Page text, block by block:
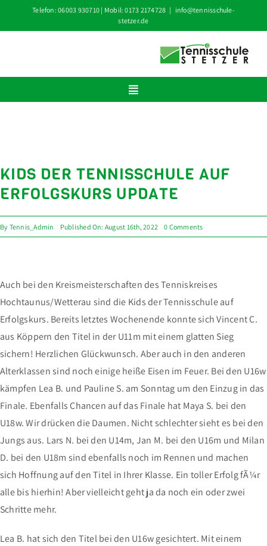
Telefon: 06003 930710 | Mobil: 0173 2174728 | info@tennisschule-
stetzer.de
Toggle
ÜBER UNS
TRAINING
AKTUELLE TERMINE
SPORT-SHOP
KONTAKT
ANMELDUNG
KIDS DER TENNISSCHULE AUF
ERFOLGSKURS UPDATE
By Tennis_Admin Published On: August 16th, 2022 0 Commentson
KIDS
UPDATE
Auch bei den Kreismeisterschaften des Tenniskreises
Hochtaunus/Wetterau sind die Kids der Tennisschule auf
Erfolgskurs. Bereits letztes Wochenende konnte sich Vincent C.
aus Köppern den Titel in der U11m mit einem glatten Sieg
sichern! Herzlichen Glückwunsch. Aber auch in den anderen
Alterklassen sind noch einige heiße Eisen im Feuer. Bei den U16w
kämpfen Lea B. und Pauline S. am Sonntag um den Einzug in das
Finale. Ebenfalls Chancen auf das Finale hat Maya S. bei den
U18w. Wir drücken die Daumen. Nicht schlechter sieht es bei den
Jungs aus. Lars N. bei den U14m, Jan M. bei den U16m und Milan
D. bei den U18m sind ebenfalls noch im Rennen und machen
sich Hoffnung auf den Titel in Ihrer Klasse. Ein toller Erfolg fÃ¼r
alle bis hierhin! Aber vielleicht geht ja da noch ein oder zwei
Schritte mehr.
Lea B. hat sich den Titel bei den U16w gesichtert. Mit einem